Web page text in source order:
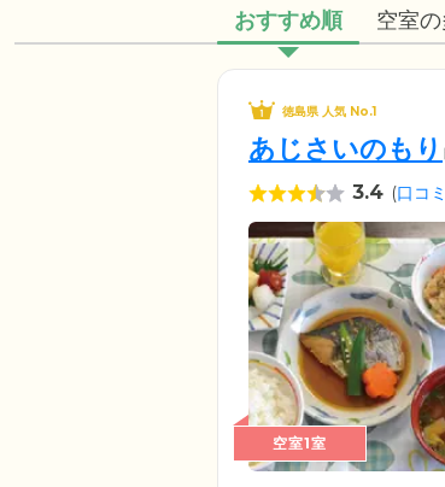
おすすめ順 空室
徳島県 人気 No.1
あじさいのもり
3.4 (口コ
空室1室